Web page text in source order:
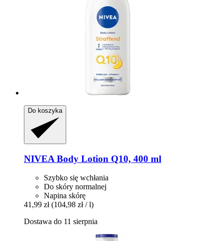
Do koszyka
NIVEA Body Lotion Q10, 400 ml
Szybko się wchłania
Do skóry normalnej
Napina skórę
41,99 zł (104,98 zł / l)
Dostawa do 11 sierpnia